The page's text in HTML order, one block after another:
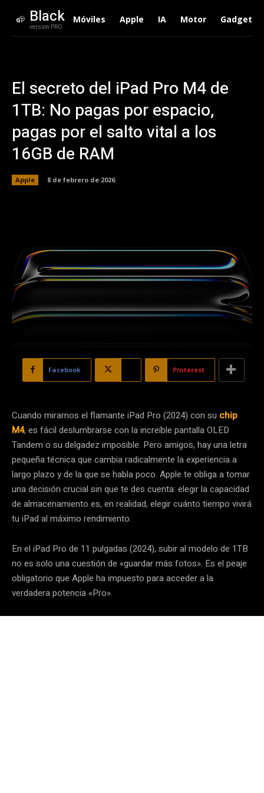
Black
version PRO
Móviles Apple IA Motor Gadgets
El secreto del iPad Pro M4 de
1TB: No pagas por espacio,
pagas por el salto vital a los
16GB de RAM
Apple 8 de febrero de 2026
Facebook Pinterest
Cuando miramos el flamante iPad Pro (2024) con su chip
M4, es fácil deslumbrarse con la increíble pantalla OLED
Tandem o su delgadez imposible. Pero amigos, hay una letra
pequeña técnica que cambia radicalmente la experiencia a
largo plazo y de la que se habla poco. Apple te obliga a tomar
una decisión crucial sin que te des cuenta: elegir la capacidad
de almacenamiento es, en realidad, elegir cuánto tiempo vivirá
tu iPad al máximo rendimiento.
En el iPad Pro de 11 pulgadas (2024), subir al modelo de 1TB
no es solo una cuestión de «guardar más fotos». Es el peaje
obligatorio que Apple ha impuesto para acceder a la
verdadera potencia «Pro».